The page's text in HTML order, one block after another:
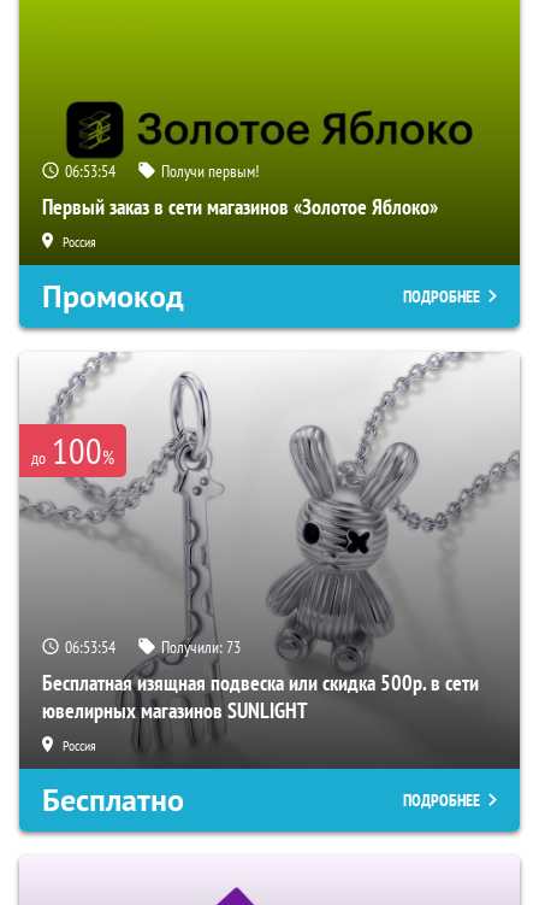
06:53:53 Получи первым!
Первый заказ в сети магазинов «Золотое Яблоко»
Россия
Промокод ПОДРОБНЕЕ
до 100%
06:53:53 Получили:73
Бесплатная изящная подвеска или скидка 500р. в сети
ювелирных магазинов SUNLIGHT
Россия
Бесплатно ПОДРОБНЕЕ